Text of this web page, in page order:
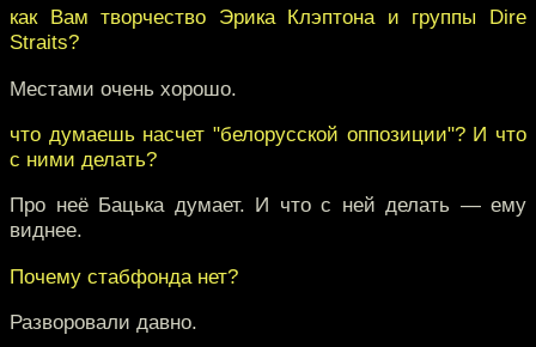
как Вам творчество Эрика Клэптона и группы Dire
Straits?
Местами очень хорошо.
что думаешь насчет "белорусской оппозиции"? И что
с ними делать?
Про неё Бацька думает. И что с ней делать — ему
виднее.
Почему стабфонда нет?
Разворовали давно.